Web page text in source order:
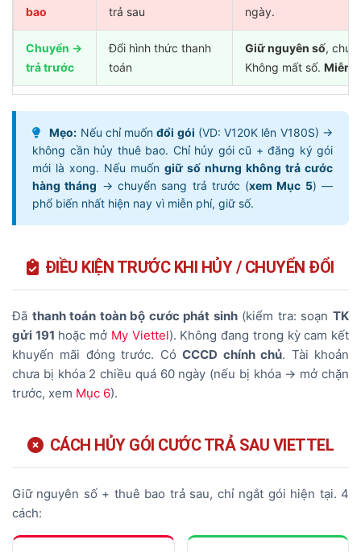
5.2 Có mất phí? Bao lâu? Giữ số?
7. Gói cước trả trước phù hợp sau khi chuyển
bao
trả sau
ngày.
Chuyển →
trả trước
Đổi hình thức thanh
toán
Giữ nguyên số,
Không mất số. Miễn
Mẹo: Nếu chỉ muốnđổi gói (VD: V120K lên V180S) →
không cần hủy thuê bao. Chỉ hủy gói cũ + đăng ký gói
mới là xong. Nếu muốn giữ số nhưng không trả cước
hàng tháng → chuyển sang trả trước (xem Mục 5) —
phổ biến nhất hiện nay vì miễn phí, giữ số.
ĐIỀU KIỆN TRƯỚC KHI HỦY / CHUYỂN ĐỔI
Đã thanh toán toàn bộ cước phát sinh(kiểm tra: soạnTK
gửi 191 hoặc mở My Viettel). Không đang trong kỳ cam kết
khuyến mãi đóng trước. CóCCCD chính chủ. Tài khoản
chưa bị khóa 2 chiều quá 60 ngày (nếu bị khóa → mở chặn
trước, xem Mục 6).
CÁCH HỦY GÓI CƯỚC TRẢ SAU VIETTEL
Giữ nguyên số + thuê bao trả sau, chỉ ngắt gói hiện tại. 4
cách: